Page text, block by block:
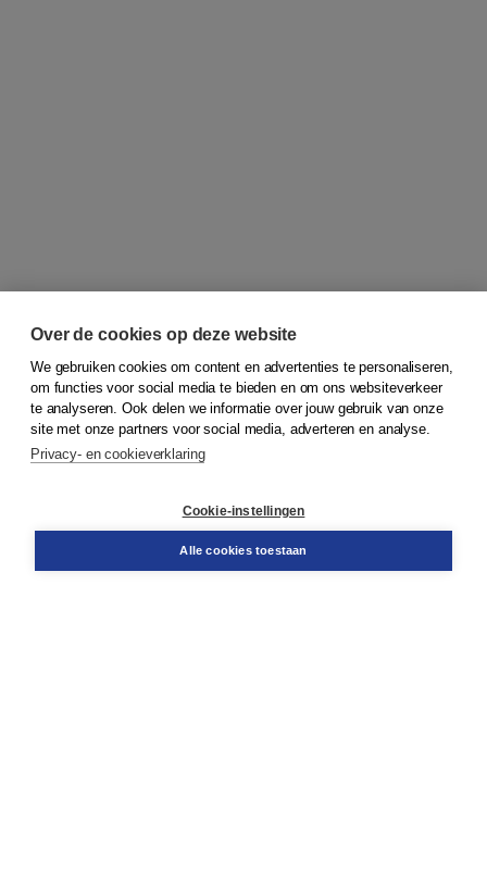
© 2026Koninklijke Boom uitgevers
Bestellen
Over de cookies op deze website
We gebruiken cookies om content en advertenties te personaliseren,
om functies voor social media te bieden en om ons websiteverkeer
te analyseren. Ook delen we informatie over jouw gebruik van onze
site met onze partners voor social media, adverteren en analyse.
Privacy- en cookieverklaring
Cookie-instellingen
Alle cookies toestaan